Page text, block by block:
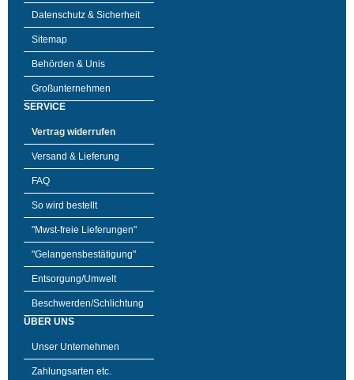
Datenschutz & Sicherheit
Sitemap
Behörden & Unis
Großunternehmen
SERVICE
Vertrag widerrufen
Versand & Lieferung
FAQ
So wird bestellt
"Mwst-freie Lieferungen"
"Gelangensbestätigung"
Entsorgung/Umwelt
Beschwerden/Schlichtung
ÜBER UNS
Unser Unternehmen
Zahlungsarten etc.